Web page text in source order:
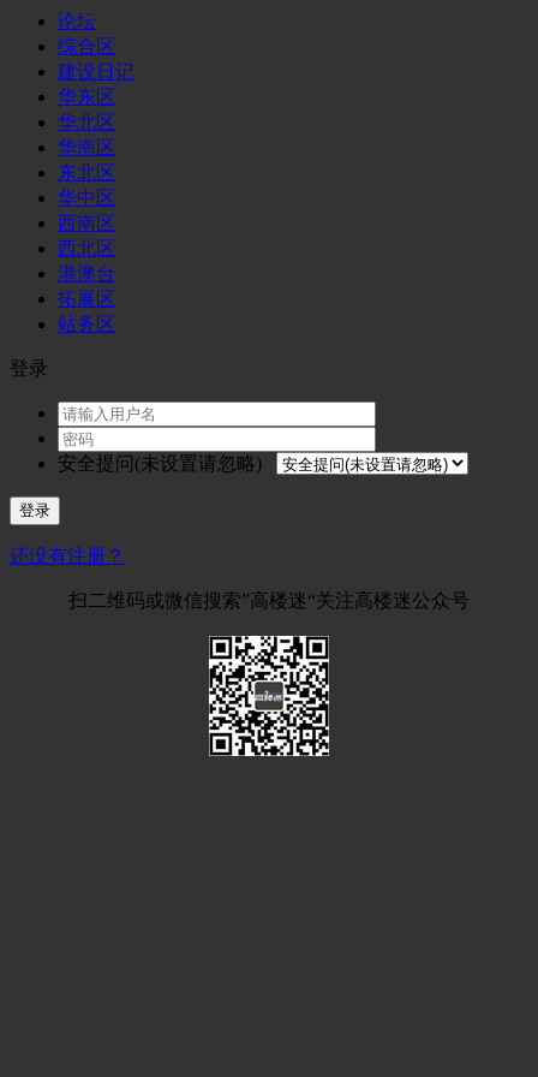
论坛
综合区
建设日记
华东区
华北区
华南区
东北区
华中区
西南区
西北区
港澳台
拓展区
站务区
登录
安全提问(未设置请忽略)
登录
还没有注册？
扫二维码或微信搜索”高楼迷“关注高楼迷公众号